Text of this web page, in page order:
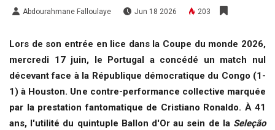
Abdourahmane Falloulaye Jun 18 2026 203
Lors de son entrée en lice dans la Coupe du monde 2026,
mercredi 17 juin, le Portugal a concédé un match nul
décevant face à la République démocratique du Congo (1-
1) à Houston. Une contre-performance collective marquée
par la prestation fantomatique de Cristiano Ronaldo. À 41
ans, l'utilité du quintuple Ballon d'Or au sein de la Seleção